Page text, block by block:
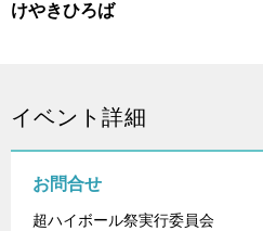
けやきひろば
イベント詳細
お問合せ
超ハイボール祭実行委員会